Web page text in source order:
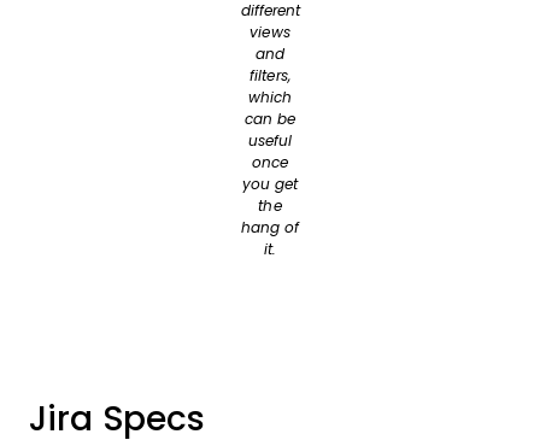
different
views
and
filters,
which
can be
useful
once
you get
the
hang of
it.
Jira Specs